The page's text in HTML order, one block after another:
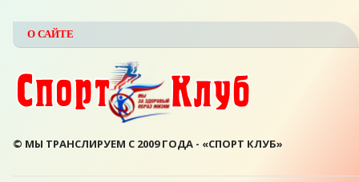
О САЙТЕ
© МЫ ТРАНСЛИРУЕМ С 2009 ГОДА - «СПОРТ КЛУБ»